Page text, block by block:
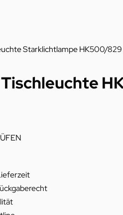
Starklichtlampe HK500/